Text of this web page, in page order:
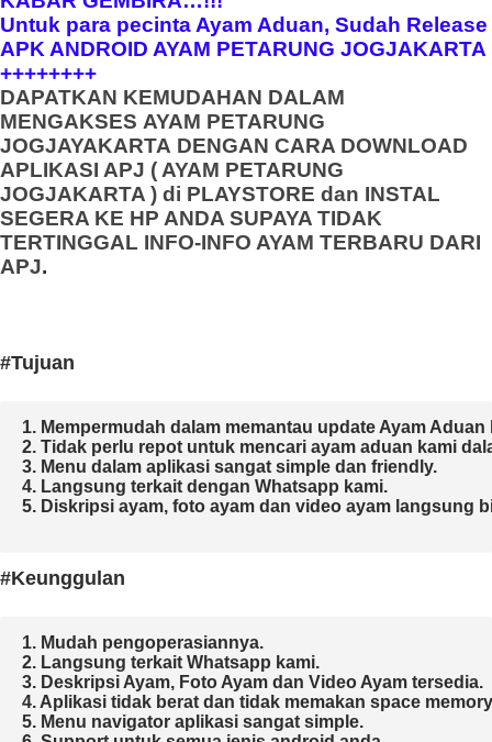
Untuk para pecinta Ayam Aduan, Sudah Release
APK ANDROID AYAM PETARUNG JOGJAKARTA
++++++++
DAPATKAN KEMUDAHAN DALAM
MENGAKSES AYAM PETARUNG
JOGJAYAKARTA DENGAN CARA DOWNLOAD
APLIKASI APJ ( AYAM PETARUNG
JOGJAKARTA ) di PLAYSTORE dan INSTAL
SEGERA KE HP ANDA SUPAYA TIDAK
TERTINGGAL INFO-INFO AYAM TERBARU DARI
APJ.
#Tujuan
1. Mempermudah dalam memantau update Ayam Aduan
2. Tidak perlu repot untuk mencari ayam aduan kami
3. Menu dalam aplikasi sangat simple dan friendly.
4. Langsung terkait dengan Whatsapp kami.
5. Diskripsi ayam, foto ayam dan video ayam langsung
#Keunggulan
1. Mudah pengoperasiannya.
2. Langsung terkait Whatsapp kami.
3. Deskripsi Ayam, Foto Ayam dan Video Ayam tersedia.
4. Aplikasi tidak berat dan tidak memakan space
5. Menu navigator aplikasi sangat simple.